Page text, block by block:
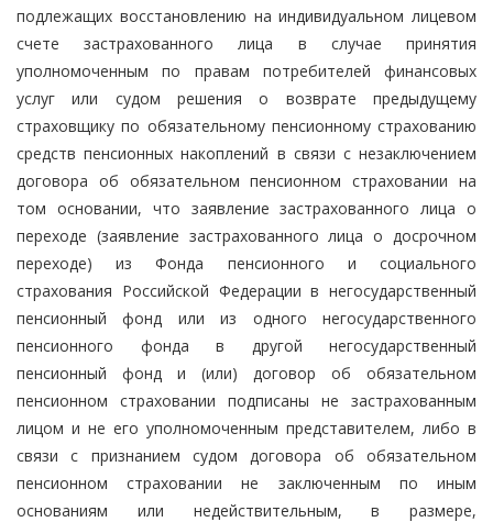
подлежащих восстановлению на индивидуальном лицевом
счете застрахованного лица в случае принятия
уполномоченным по правам потребителей финансовых
услуг или судом решения о возврате предыдущему
страховщику по обязательному пенсионному страхованию
средств пенсионных накоплений в связи с незаключением
договора об обязательном пенсионном страховании на
том основании, что заявление застрахованного лица о
переходе (заявление застрахованного лица о досрочном
переходе) из Фонда пенсионного и социального
страхования Российской Федерации в негосударственный
пенсионный фонд или из одного негосударственного
пенсионного фонда в другой негосударственный
пенсионный фонд и (или) договор об обязательном
пенсионном страховании подписаны не застрахованным
лицом и не его уполномоченным представителем, либо в
связи с признанием судом договора об обязательном
пенсионном страховании не заключенным по иным
основаниям или недействительным, в размере,